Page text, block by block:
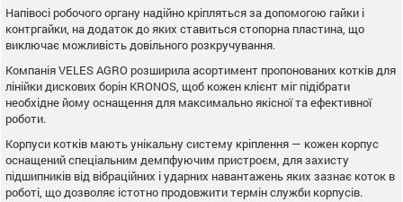
Напівосі робочого органу надійно кріпляться за допомогою гайки і
контргайки, на додаток до яких ставиться стопорна пластина, що
виключає можливість довільного розкручування.
Компанія VELES AGRO розширила асортимент пропонованих котків для
лінійки дискових борін KRONOS, щоб кожен клієнт міг підібрати
необхідне йому оснащення для максимально якісної та ефективної
роботи.
Корпуси котків мають унікальну систему кріплення — кожен корпус
оснащений спеціальним демпфуючим пристроєм, для захисту
підшипників від вібраційних і ударних навантажень яких зазнає коток в
роботі, що дозволяє істотно продовжити термін служби корпусів.